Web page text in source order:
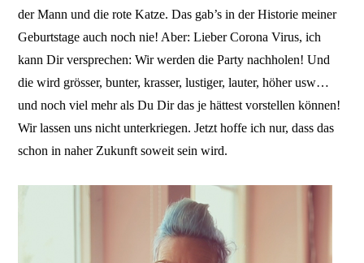
der Mann und die rote Katze. Das gab’s in der Historie meiner
Geburtstage auch noch nie! Aber: Lieber Corona Virus, ich
kann Dir versprechen: Wir werden die Party nachholen! Und
die wird grösser, bunter, krasser, lustiger, lauter, höher usw…
und noch viel mehr als Du Dir das je hättest vorstellen können!
Wir lassen uns nicht unterkriegen. Jetzt hoffe ich nur, dass das
schon in naher Zukunft soweit sein wird.